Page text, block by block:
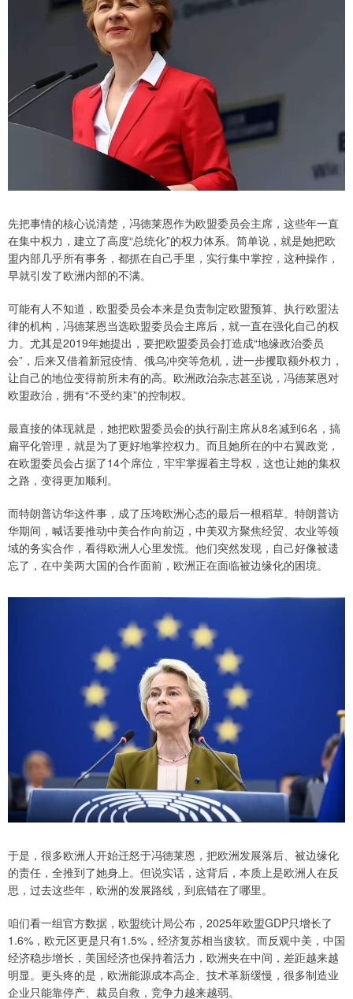
先把事情的核心说清楚，冯德莱恩作为欧盟委员会主席，这些年一直
在集中权力，建立了高度“总统化”的权力体系。简单说，就是她把欧
盟内部几乎所有事务，都抓在自己手里，实行集中掌控，这种操作，
早就引发了欧洲内部的不满。
可能有人不知道，欧盟委员会本来是负责制定欧盟预算、执行欧盟法
律的机构，冯德莱恩当选欧盟委员会主席后，就一直在强化自己的权
力。尤其是2019年她提出，要把欧盟委员会打造成“地缘政治委员
会”，后来又借着新冠疫情、俄乌冲突等危机，进一步攫取额外权力，
让自己的地位变得前所未有的高。欧洲政治杂志甚至说，冯德莱恩对
欧盟政治，拥有“不受约束”的控制权。
最直接的体现就是，她把欧盟委员会的执行副主席从8名减到6名，搞
扁平化管理，就是为了更好地掌控权力。而且她所在的中右翼政党，
在欧盟委员会占据了14个席位，牢牢掌握着主导权，这也让她的集权
之路，变得更加顺利。
而特朗普访华这件事，成了压垮欧洲心态的最后一根稻草。特朗普访
华期间，喊话要推动中美合作向前迈，中美双方聚焦经贸、农业等领
域的务实合作，看得欧洲人心里发慌。他们突然发现，自己好像被遗
忘了，在中美两大国的合作面前，欧洲正在面临被边缘化的困境。
于是，很多欧洲人开始迁怒于冯德莱恩，把欧洲发展落后、被边缘化
的责任，全推到了她身上。但说实话，这背后，本质上是欧洲人在反
思，过去这些年，欧洲的发展路线，到底错在了哪里。
咱们看一组官方数据，欧盟统计局公布，2025年欧盟GDP只增长了
1.6%，欧元区更是只有1.5%，经济复苏相当疲软。而反观中美，中国
经济稳步增长，美国经济也保持着活力，欧洲夹在中间，差距越来越
明显。更头疼的是，欧洲能源成本高企、技术革新缓慢，很多制造业
企业只能靠停产、裁员自救，竞争力越来越弱。